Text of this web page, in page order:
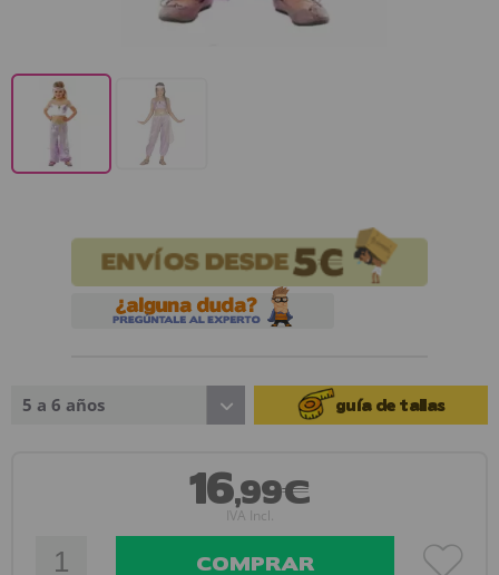
5 a 6 años guía de tallas
16,99€
IVA Incl.
COMPRAR